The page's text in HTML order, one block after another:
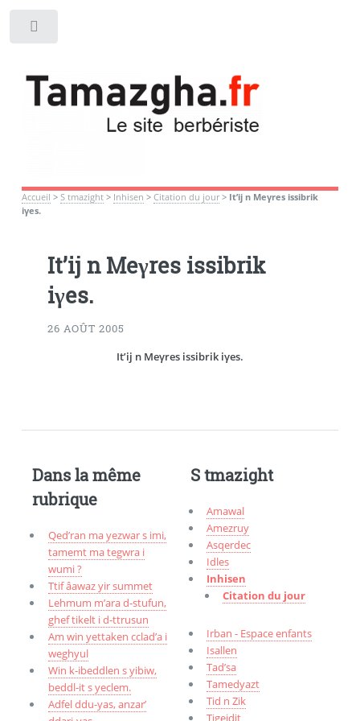
Accueil > S tmazight> Inhisen > Citation du jour> It’ij n Meγres issibrik
iγes.
It’ij n Meγres issibrik
iγes.
26 AOÛT 2005
It’ij n Meγres issibrik iγes.
Dans la même
rubrique
Qed’ran ma yezwar s imi,
tamemt ma tegwra i
wumi ?
Ttif âawaz yir summet
Lehmum m’ara d-stufun,
ghef tikelt i d-ttrusun
Am win yettaken cclad’a i
weghyul
Win k-ibeddlen s yibiw,
beddl-it s yeclem.
Adfel ddu-yas, anzar’
S tmazight
Amawal
Amezruy
Asqerdec
Idles
Inhisen
Citation du jour
Irban - Espace enfants
Isallen
Tad’sa
Tamedyazt
Tid n Zik
Tigejdit